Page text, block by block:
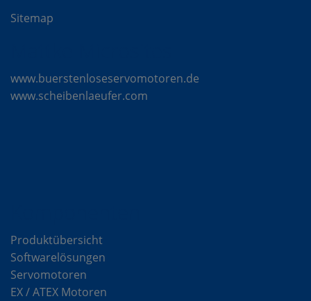
Sitemap
www.buerstenloseservomotoren.de
www.scheibenlaeufer.com
Produktübersicht
Softwarelösungen
Servomotoren
EX / ATEX Motoren